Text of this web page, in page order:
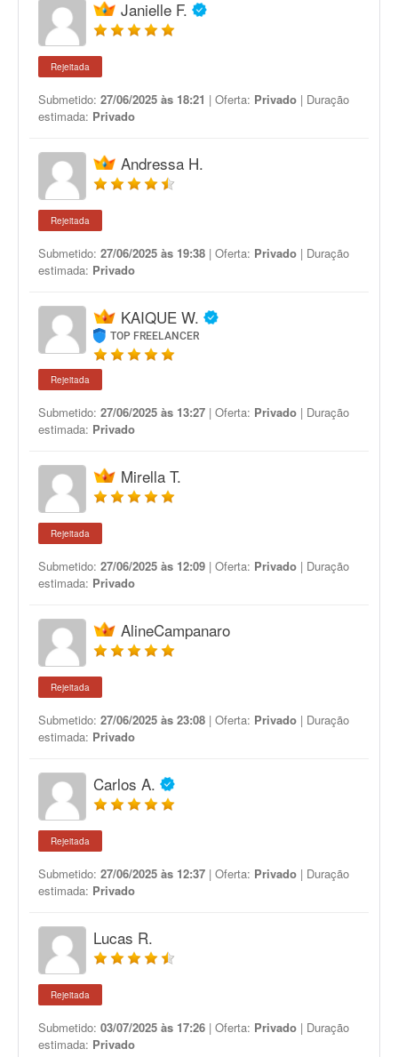
Janielle F.
Rejeitada
Submetido: 27/06/2025 às 18:21 | Oferta: Privado | Duração
estimada: Privado
Andressa H.
Rejeitada
Submetido: 27/06/2025 às 19:38 | Oferta: Privado | Duração
estimada: Privado
KAIQUE W.
TOP FREELANCER
Rejeitada
Submetido: 27/06/2025 às 13:27 | Oferta: Privado | Duração
estimada: Privado
Mirella T.
Rejeitada
Submetido: 27/06/2025 às 12:09 | Oferta: Privado | Duração
estimada: Privado
AlineCampanaro
Rejeitada
Submetido: 27/06/2025 às 23:08 | Oferta: Privado | Duração
estimada: Privado
Carlos A.
Rejeitada
Submetido: 27/06/2025 às 12:37 | Oferta: Privado | Duração
estimada: Privado
Lucas R.
Rejeitada
Submetido: 03/07/2025 às 17:26 | Oferta: Privado | Duração
estimada: Privado